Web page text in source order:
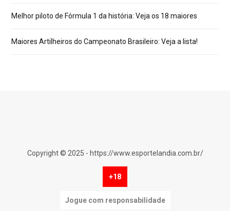
Melhor piloto de Fórmula 1 da história: Veja os 18 maiores
Maiores Artilheiros do Campeonato Brasileiro: Veja a lista!
Copyright © 2025 - https://www.esportelandia.com.br/
+18
Jogue com responsabilidade